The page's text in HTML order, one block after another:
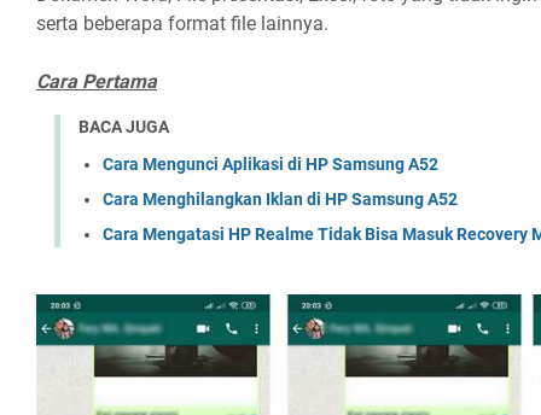
serta beberapa format file lainnya.
Cara Pertama
BACA JUGA
Cara Mengunci Aplikasi di HP Samsung A52
Cara Menghilangkan Iklan di HP Samsung A52
Cara Mengatasi HP Realme Tidak Bisa Masuk Recovery